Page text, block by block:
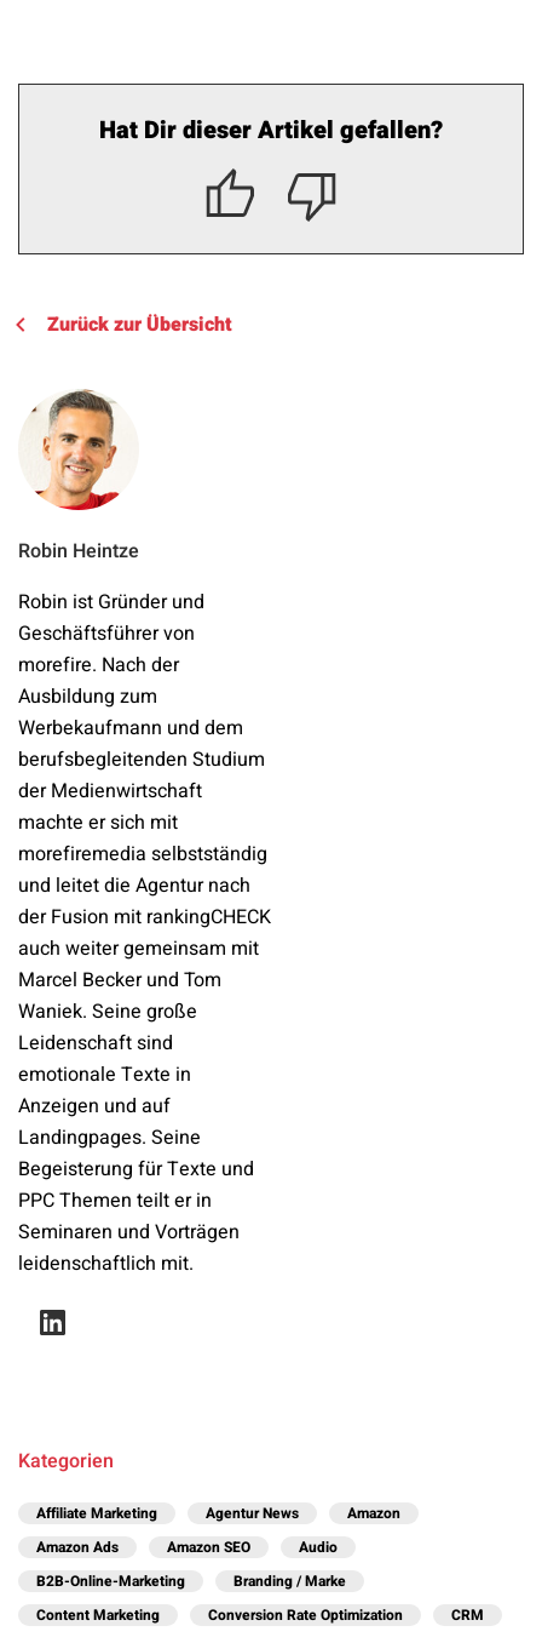
Hat Dir dieser Artikel gefallen?
Zurück zur Übersicht
Robin Heintze
Robin ist Gründer und
Geschäftsführer von
morefire. Nach der
Ausbildung zum
Werbekaufmann und dem
berufsbegleitenden Studium
der Medienwirtschaft
machte er sich mit
morefiremedia selbstständig
und leitet die Agentur nach
der Fusion mit rankingCHECK
auch weiter gemeinsam mit
Marcel Becker und Tom
Waniek. Seine große
Leidenschaft sind
emotionale Texte in
Anzeigen und auf
Landingpages. Seine
Begeisterung für Texte und
PPC Themen teilt er in
Seminaren und Vorträgen
leidenschaftlich mit.
Kategorien
Affiliate Marketing Agentur News
Amazon
Amazon Ads
Amazon SEO
Audio
B2B-Online-Marketing
Branding / Marke
Content Marketing
Conversion Rate Optimization CRM